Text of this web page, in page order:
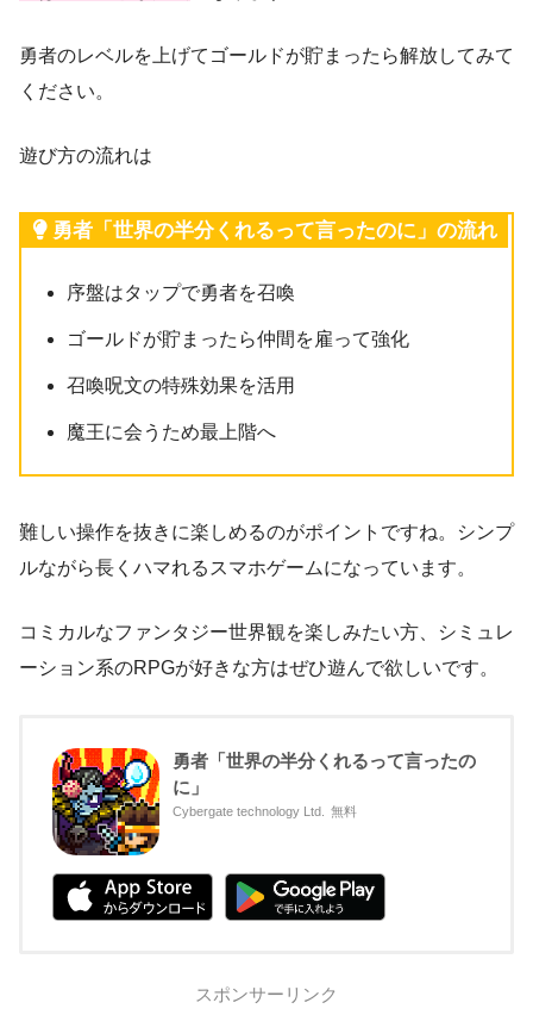
勇者のレベルを上げてゴールドが貯まったら解放してみて
ください。
遊び方の流れは
勇者「世界の半分くれるって言ったのに」の流れ
序盤はタップで勇者を召喚
ゴールドが貯まったら仲間を雇って強化
召喚呪文の特殊効果を活用
魔王に会うため最上階へ
難しい操作を抜きに楽しめるのがポイントですね。シンプ
ルながら長くハマれるスマホゲームになっています。
コミカルなファンタジー世界観を楽しみたい方、シミュレ
ーション系のRPGが好きな方はぜひ遊んで欲しいです。
勇者「世界の半分くれるって言ったの
に」
Cybergate technology Ltd. 無料
スポンサーリンク